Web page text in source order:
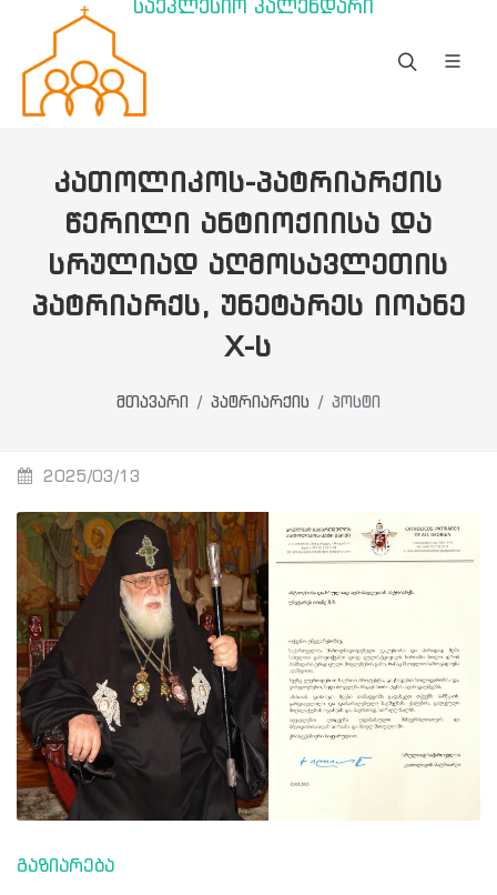
საეკლესიო კალენდარი
ᲙᲐᲗᲝᲚᲘᲙᲝᲡ-ᲞᲐᲢᲠᲘᲐᲠᲥᲘᲡ
ᲬᲔᲠᲘᲚᲘ ᲐᲜᲢᲘᲝᲥᲘᲘᲡᲐ ᲓᲐ
ᲡᲠᲣᲚᲘᲐᲓ ᲐᲦᲛᲝᲡᲐᲕᲚᲔᲗᲘᲡ
ᲞᲐᲢᲠᲘᲐᲠᲥᲡ, ᲣᲜᲔᲢᲐᲠᲔᲡ ᲘᲝᲐᲜᲔ
X-Ს
მთავარი პატრიარქის პოსტი
2025/03/13
გაზიარება